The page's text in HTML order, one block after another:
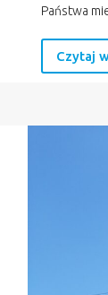
Państwa
Czytaj